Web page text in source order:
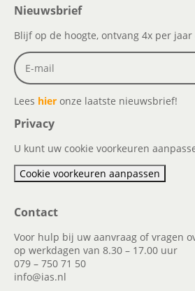
Nieuwsbrief
Blijf op de hoogte, ontvang 4x per
Lees hier onze laatste nieuwsbrief!
Privacy
U kunt uw cookie voorkeuren
Cookie voorkeuren aanpassen
Contact
Voor hulp bij uw aanvraag of vragen
op werkdagen van 8.30 – 17.00 uur
079 – 750 71 50
info@ias.nl